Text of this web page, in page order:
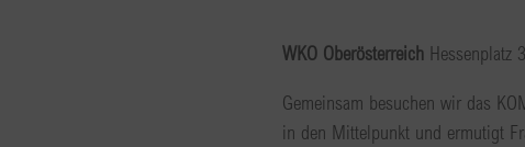
WKO Oberösterreich Hessenplatz
Gemeinsam besuchen wir das
in den Mittelpunkt und ermutigt